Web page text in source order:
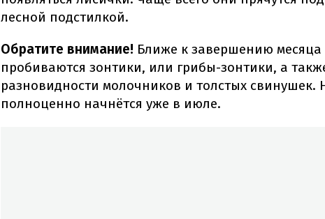
лесной подстилкой.
Обратите внимание! Ближе к завершению месяца
пробиваются зонтики, или грибы-зонтики, а
разновидности молочников и толстых свинушек.
полноценно начнётся уже в июле.